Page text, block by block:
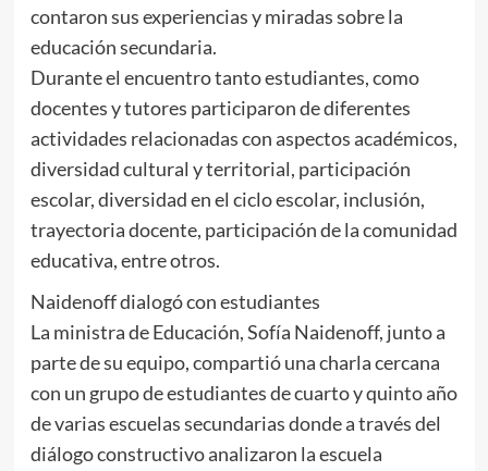
contaron sus experiencias y miradas sobre la
educación secundaria.
Durante el encuentro tanto estudiantes, como
docentes y tutores participaron de diferentes
actividades relacionadas con aspectos académicos,
diversidad cultural y territorial, participación
escolar, diversidad en el ciclo escolar, inclusión,
trayectoria docente, participación de la comunidad
educativa, entre otros.
Naidenoff dialogó con estudiantes
La ministra de Educación, Sofía Naidenoff, junto a
parte de su equipo, compartió una charla cercana
con un grupo de estudiantes de cuarto y quinto año
de varias escuelas secundarias donde a través del
diálogo constructivo analizaron la escuela